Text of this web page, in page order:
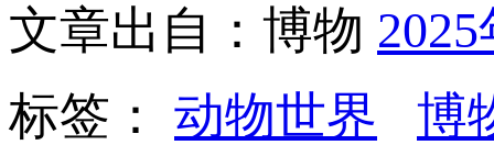
文章出自：博物
标签： 动物世界
博